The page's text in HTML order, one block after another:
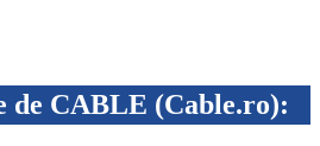
de CABLE (Cable.ro):